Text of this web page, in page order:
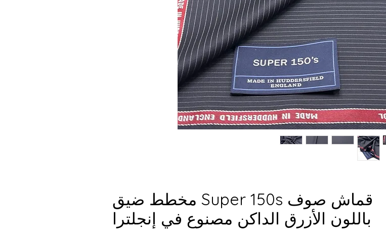
قماش صوف Super 150s مخطط ضيق
باللون الأزرق الداكن مصنوع في إنجلترا